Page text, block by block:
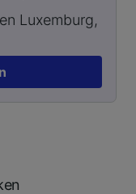
Luxemburg,